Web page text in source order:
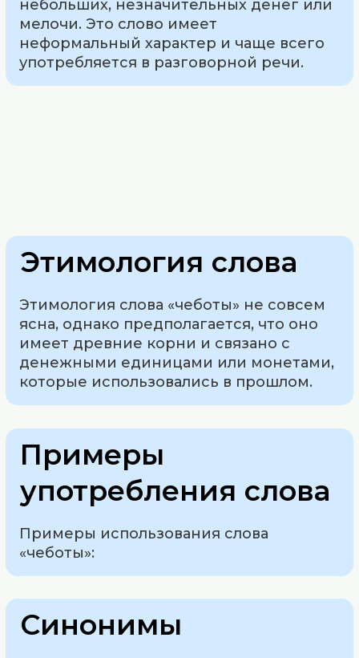
небольших, незначительных денег или
мелочи. Это слово имеет
неформальный характер и чаще всего
употребляется в разговорной речи.
Этимология слова
Этимология слова «чеботы» не совсем
ясна, однако предполагается, что оно
имеет древние корни и связано с
денежными единицами или монетами,
которые использовались в прошлом.
Примеры
употребления слова
Примеры использования слова
«чеботы»:
Синонимы